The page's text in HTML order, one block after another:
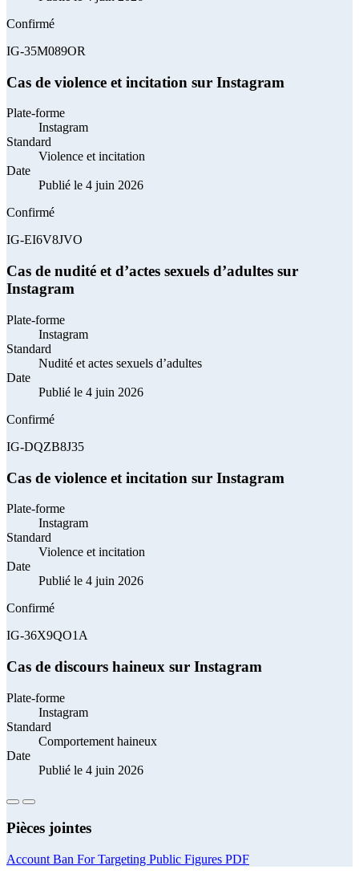
Confirmé
IG-35M089OR
Cas de violence et incitation sur Instagram
Plate-forme
Instagram
Standard
Violence et incitation
Date
Publié le 4 juin 2026
Confirmé
IG-EI6V8JVO
Cas de nudité et d’actes sexuels d’adultes sur
Instagram
Plate-forme
Instagram
Standard
Nudité et actes sexuels d’adultes
Date
Publié le 4 juin 2026
Confirmé
IG-DQZB8J35
Cas de violence et incitation sur Instagram
Plate-forme
Instagram
Standard
Violence et incitation
Date
Publié le 4 juin 2026
Confirmé
IG-36X9QO1A
Cas de discours haineux sur Instagram
Plate-forme
Instagram
Standard
Comportement haineux
Date
Publié le 4 juin 2026
Pièces jointes
Account Ban For Targeting Public Figures PDF